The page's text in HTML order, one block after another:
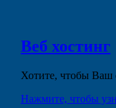
Веб хостинг
Хотите, чтобы Ваш
Нажмите, чтобы